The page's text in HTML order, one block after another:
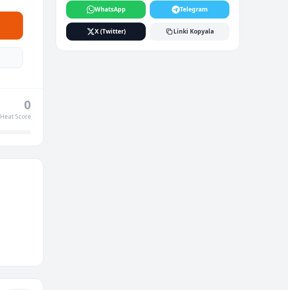
0
Heat Score
WhatsApp Telegram
X (Twitter) Linki Kopyala